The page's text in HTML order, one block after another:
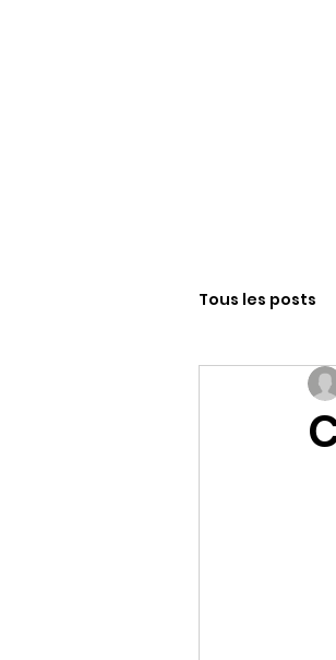
Tous les posts